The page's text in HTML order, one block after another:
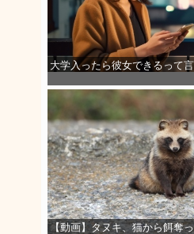
大学入ったら彼女できるって
【動画】タヌキ、猫から餌奪